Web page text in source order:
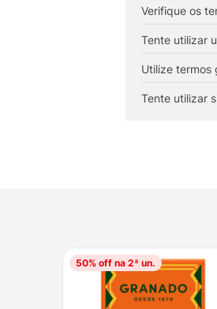
Verifique os
Tente utilizar
Utilize termos
Tente utilizar
50% off na 2ª un.
10º fralda